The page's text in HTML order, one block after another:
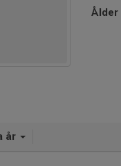
Ålder
år